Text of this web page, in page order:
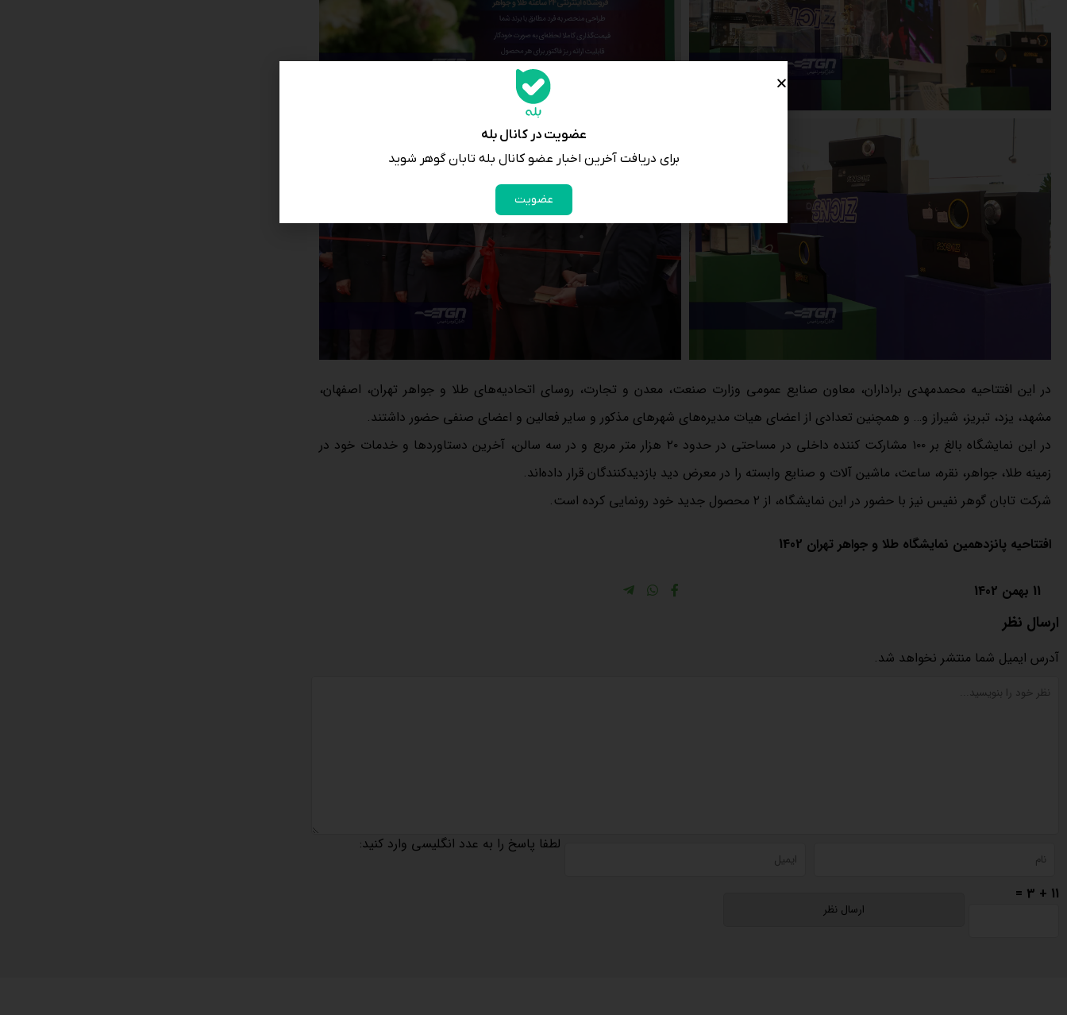
در این افتتاحیه محمدمهدی براداران، معاون صنایع عمومی وزارت صنعت، معدن و تجارت، روسای اتحادیه‌های طلا و جواهر تهران، اصفهان،
مشهد، یزد، تبریز، شیراز و… و همچنین تعدادی از اعضای هیات مدیره‌های شهرهای مذکور و سایر فعالین و اعضای صنفی حضور داشتند.
در این نمایشگاه بالغ بر ۱۰۰ مشارکت کننده داخلی در مساحتی در حدود ۲۰ هزار متر مربع و در سه سالن، آخرین دستاوردها و خدمات خود در
زمینه طلا، جواهر، نقره، ساعت، ماشین آلات و صنایع وابسته را در معرض دید بازدیدکنندگان قرار داده‌اند.
شرکت تابان گوهر نفیس نیز با حضور در این نمایشگاه، از ۲ محصول جدید خود رونمایی کرده است.
افتتاحیه پانزدهمین نمایشگاه طلا و جواهر تهران 1402
11 بهمن 1402
ارسال نظر
آدرس ایمیل شما منتشر نخواهد شد.
لطفا پاسخ را به عدد انگلیسی وارد کنید:
11 + 3 =
عضویت در کانال بله
برای دریافت آخرین اخبار عضو کانال بله تابان گوهر شوید
عضویت